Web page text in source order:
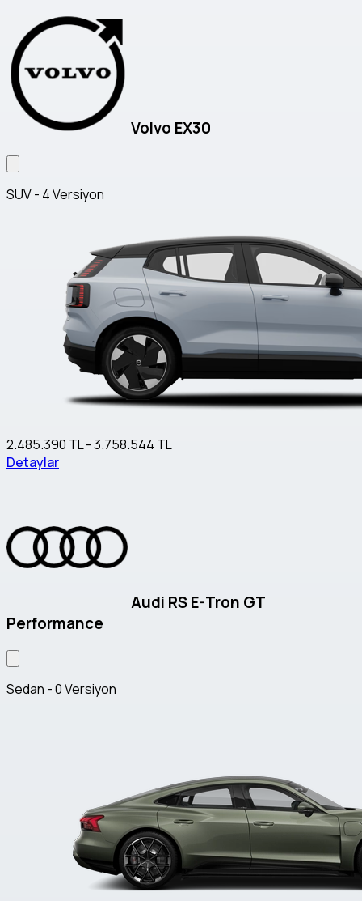
Volvo EX30
SUV - 4 Versiyon
2.485.390 TL - 3.758.544 TL
Detaylar
Audi RS E-Tron GT
Performance
Sedan - 0 Versiyon